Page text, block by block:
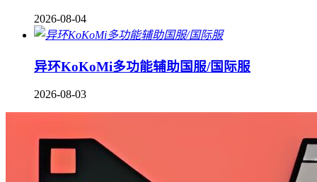
2026-08-04
异环KoKoMi多功能辅助国服/国际服
2026-08-03